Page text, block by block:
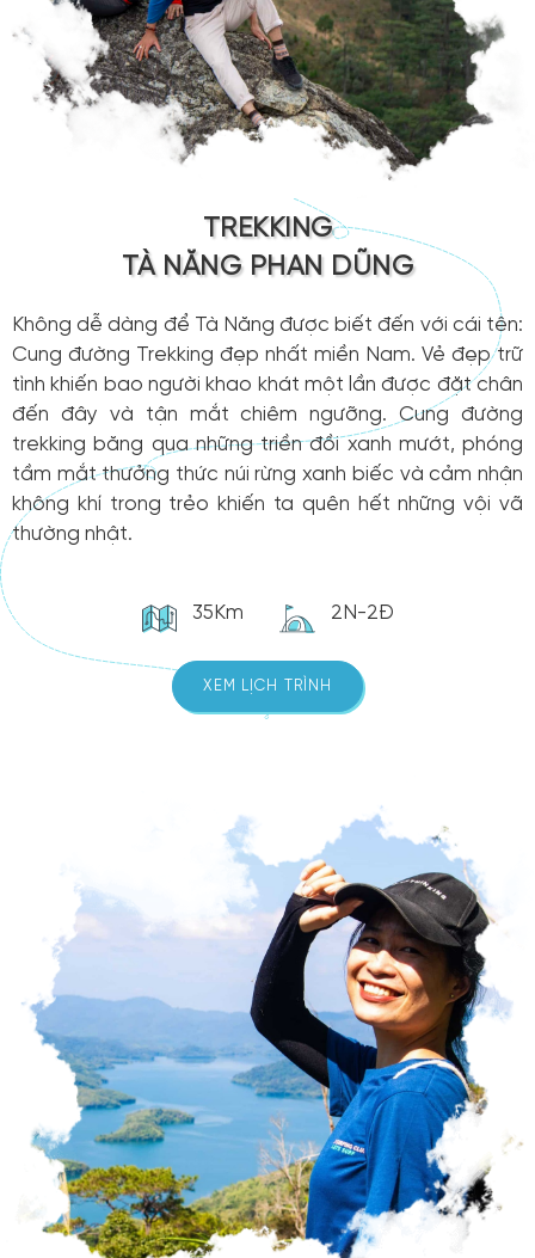
TREKKING
TÀ NĂNG PHAN DŨNG
Không dễ dàng để Tà Năng được biết đến với cái tên:
Cung đường Trekking đẹp nhất miền Nam. Vẻ đẹp trữ
tình khiến bao người khao khát một lần được đặt chân
đến đây và tận mắt chiêm ngưỡng. Cung đường
trekking băng qua những triền đồi xanh mướt, phóng
tầm mắt thưởng thức núi rừng xanh biếc và cảm nhận
không khí trong trẻo khiến ta quên hết những vội vã
thường nhật.
35Km 2N-2Đ
XEM LỊCH TRÌNH